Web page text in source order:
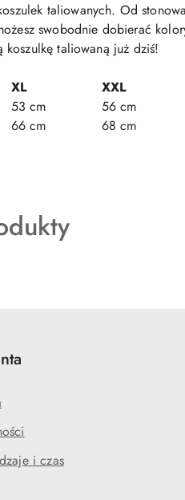
taliowanych. Od
swobodnie dobierać
taliowaną już dziś!
XL XXL
53 cm 56 cm
66 cm 68 cm
i czas